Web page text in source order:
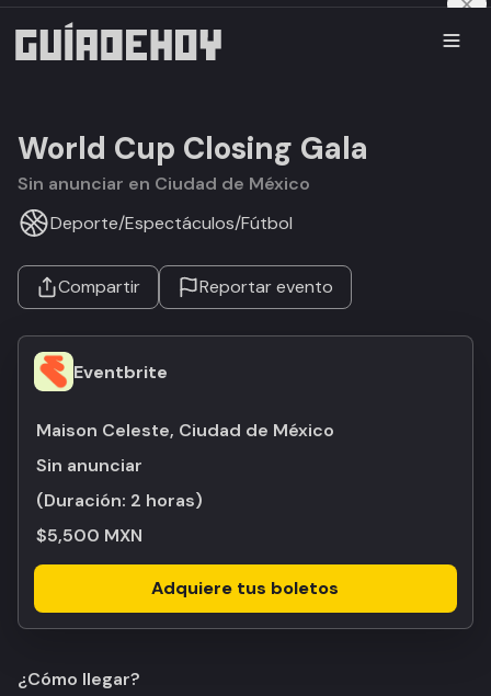
World Cup Closing Gala
Sin anunciar en Ciudad de México
Deporte/Espectáculos/Fútbol
Compartir Reportar evento
Eventbrite
Maison Celeste, Ciudad de México
Sin anunciar
(Duración: 2 horas)
$5,500 MXN
Adquiere tus boletos
¿Cómo llegar?